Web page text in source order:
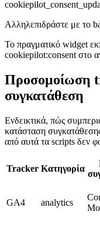
Αλληλεπιδράστε με το
Το πραγματικό widget
cookiepilot:consent στο
Προσομοίωση
συγκατάθεση
Ενδεικτικά, πώς
κατάσταση
από αυτά τα scripts δεν
Tracker Κατηγορία
GA4 analytics